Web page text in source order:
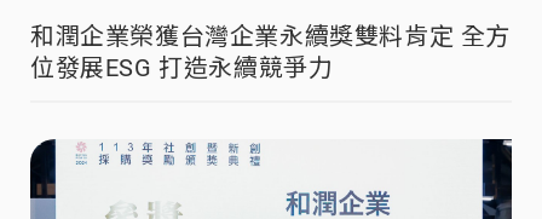
和潤企業榮獲台灣企業永續獎雙料肯定 全方
位發展ESG 打造永續競爭力